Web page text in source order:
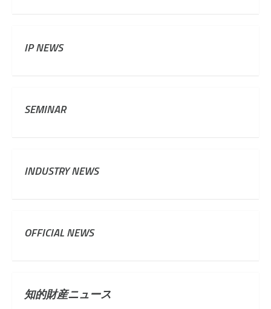
IP NEWS
SEMINAR
INDUSTRY NEWS
OFFICIAL NEWS
知的財産ニュース